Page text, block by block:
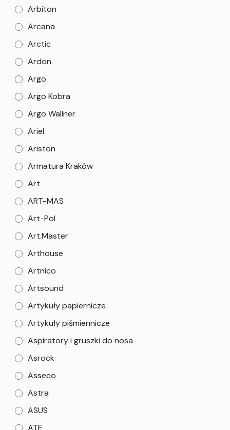
Arbiton
Arcana
Arctic
Ardon
Argo
Argo Kobra
Argo Wallner
Ariel
Ariston
Armatura Kraków
Art
ART-MAS
Art-Pol
Art.Master
Arthouse
Artnico
Artsound
Artykuły papiernicze
Artykuły piśmiennicze
Aspiratory i gruszki do nosa
Asrock
Asseco
Astra
ASUS
ATE